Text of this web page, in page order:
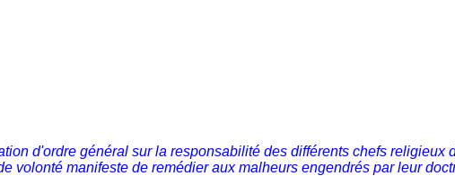
d'ordre général sur la responsabilité des différents chefs religieux
volonté manifeste de remédier aux malheurs engendrés par leur